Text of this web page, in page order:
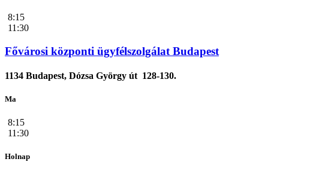
8:15
11:30
Fővárosi központi ügyfélszolgálat Budapest
1134 Budapest, Dózsa György út 128-130.
Ma
8:15
11:30
Holnap